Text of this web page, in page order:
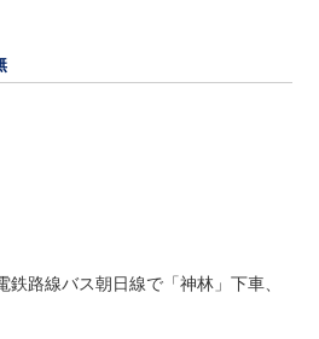
路線バス朝日線で「神林」下車、